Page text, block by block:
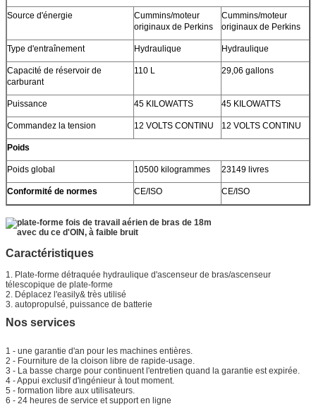
Source d'énergie
Cummins/moteur
originaux de Perkins
Cummins/moteur
originaux de Perkins
Type d'entraînement Hydraulique Hydraulique
Capacité de réservoir de
carburant
110 L 29,06 gallons
Puissance 45 KILOWATTS 45 KILOWATTS
Commandez la tension 12 VOLTS CONTINU 12 VOLTS CONTINU
Poids
Poids global 10500 kilogrammes 23149 livres
Conformité de normes CE/ISO CE/ISO
Caractéristiques
1. Plate-forme détraquée hydraulique d'ascenseur de bras/ascenseur
télescopique de plate-forme
2. Déplacez l'easily& très utilisé
3. autopropulsé, puissance de batterie
Nos services
1 - une garantie d'an pour les machines entières.
2 - Fourniture de la cloison libre de rapide-usage.
3 - La basse charge pour continuent l'entretien quand la garantie est expirée.
4 - Appui exclusif d'ingénieur à tout moment.
5 - formation libre aux utilisateurs.
6 - 24 heures de service et support en ligne